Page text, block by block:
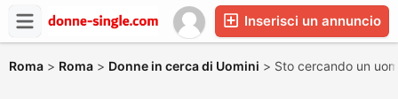
Inserisci un annuncio
Roma > Roma > Donne in cerca di Uomini > Sto cercando un